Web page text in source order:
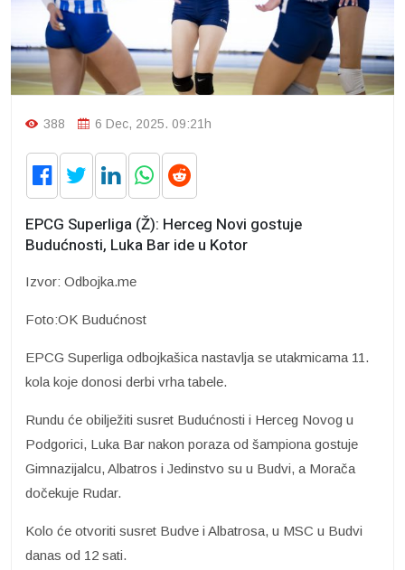
388 6 Dec, 2025. 09:21h
EPCG Superliga (Ž): Herceg Novi gostuje
Budućnosti, Luka Bar ide u Kotor
Izvor: Odbojka.me
Foto:OK Budućnost
EPCG Superliga odbojkašica nastavlja se utakmicama 11.
kola koje donosi derbi vrha tabele.
Rundu će obilježiti susret Budućnosti i Herceg Novog u
Podgorici, Luka Bar nakon poraza od šampiona gostuje
Gimnazijalcu, Albatros i Jedinstvo su u Budvi, a Morača
dočekuje Rudar.
Kolo će otvoriti susret Budve i Albatrosa, u MSC u Budvi
danas od 12 sati.